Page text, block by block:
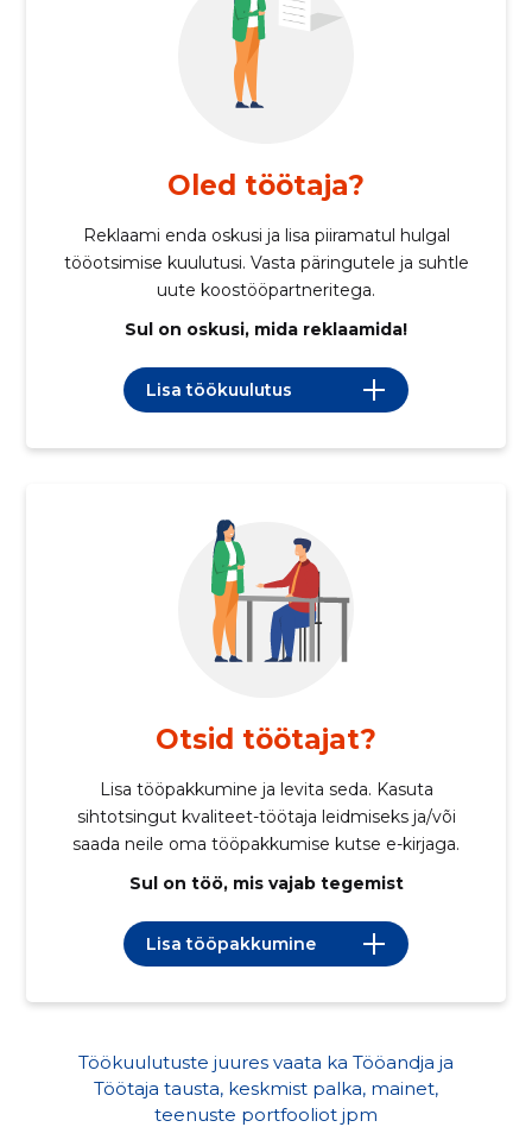
Oled töötaja?
Reklaami enda oskusi ja lisa piiramatul hulgal
tööotsimise kuulutusi. Vasta päringutele ja suhtle
uute koostööpartneritega.
Sul on oskusi, mida reklaamida!
Lisa töökuulutus
Otsid töötajat?
Lisa tööpakkumine ja levita seda. Kasuta
sihtotsingut kvaliteet-töötaja leidmiseks ja/või
saada neile oma tööpakkumise kutse e-kirjaga.
Sul on töö, mis vajab tegemist
Lisa tööpakkumine
Töökuulutuste juures vaata ka Tööandja ja
Töötaja tausta, keskmist palka, mainet,
teenuste portfooliot jpm